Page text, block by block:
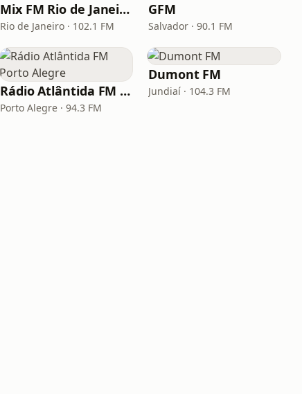
Mix FM Rio de Janeiro
Rio de Janeiro · 102.1 FM
GFM
Salvador · 90.1 FM
Rádio Atlântida FM Porto Alegre
Porto Alegre · 94.3 FM
Dumont FM
Jundiaí · 104.3 FM